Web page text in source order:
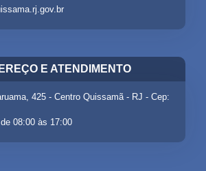
E ATENDIMENTO
425 - Centro Quissamã - RJ - Cep:
08:00 às 17:00